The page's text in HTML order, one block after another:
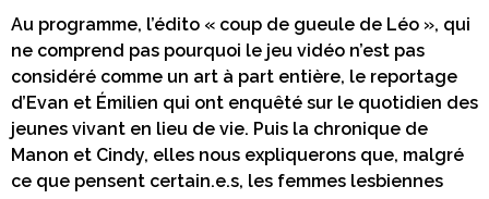
Au programme, l’édito « coup de gueule de Léo », qui
ne comprend pas pourquoi le jeu vidéo n’est pas
considéré comme un art à part entière, le reportage
d’Evan et Émilien qui ont enquêté sur le quotidien des
jeunes vivant en lieu de vie. Puis la chronique de
Manon et Cindy, elles nous expliquerons que, malgré
ce que pensent certain.e.s, les femmes lesbiennes